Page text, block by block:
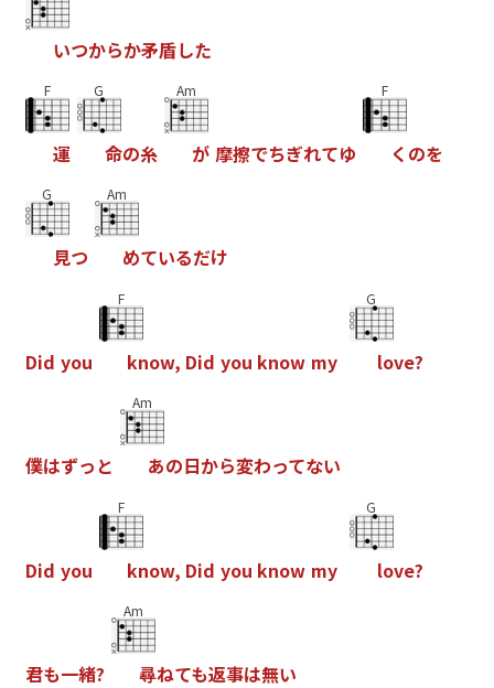
いつからか矛盾した
F
運
G
命の糸
Am
が 摩擦でちぎれてゆ
F
く のを
G
見つ
Am
めているだけ
Did you
F
know, Did you know my
G
love?
僕はずっ と
Am
あの日から変わってない
Did you
F
know, Did you know my
G
love?
君も一緒?
Am
尋ねても返事は無い